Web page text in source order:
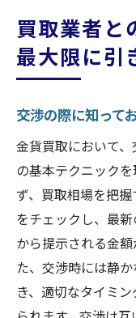
買取業者と
最大限に引
交渉の際に知って
金貨買取において
の基本テクニック
ず、買取相場を把
をチェックし、最
から提示される金
た、交渉時には静
き、適切なタイミ